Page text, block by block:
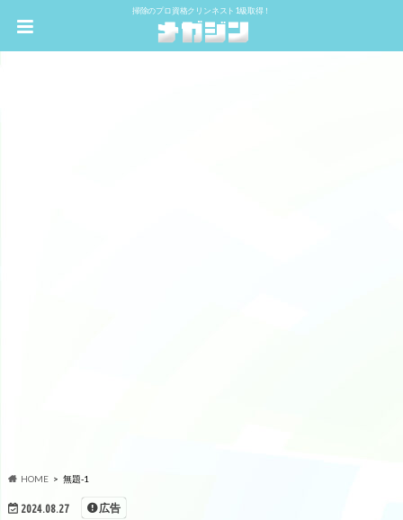
掃除のプロ資格クリンネスト1級取得！
HOME 無題-1
2024.08.27 広告